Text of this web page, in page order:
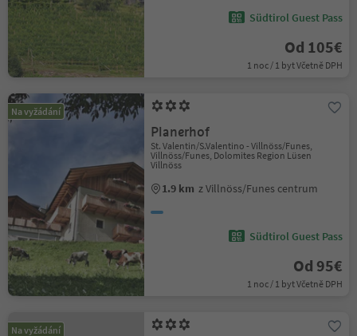
Südtirol Guest Pass
Od 105€
1 noc / 1 byt Včetně DPH
Na vyžádání
Planerhof
St. Valentin/S.Valentino - Villnöss/Funes,
Villnöss/Funes, Dolomites Region Lüsen
Villnöss
1.9 km z Villnöss/Funes centrum
Südtirol Guest Pass
Od 95€
1 noc / 1 byt Včetně DPH
Na vyžádání